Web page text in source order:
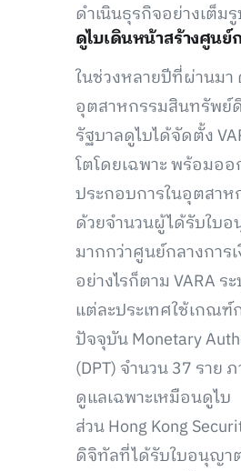
ดำเนินธุรกิจอย่างเต็ม
ดูไบเดินหน้าสร้างศูนย์
ในช่วงหลายปีที่ผ่านมา
อุตสาหกรรมสินทรัพย์
รัฐบาลดูไบได้จัดตั้ง
โตโดยเฉพาะ พร้อมอ
ประกอบการในอุตสา
ด้วยจำนวนผู้ได้รับใบ
มากกว่าศูนย์กลางการ
อย่างไรก็ตาม VARA
แต่ละประเทศใช้เกณ
ปัจจุบัน Monetary
(DPT) จำนวน 37 ราย
ดูแลเฉพาะเหมือนดูไบ
ส่วน Hong Kong
ดิจิทัลที่ได้รับใบอนุญา